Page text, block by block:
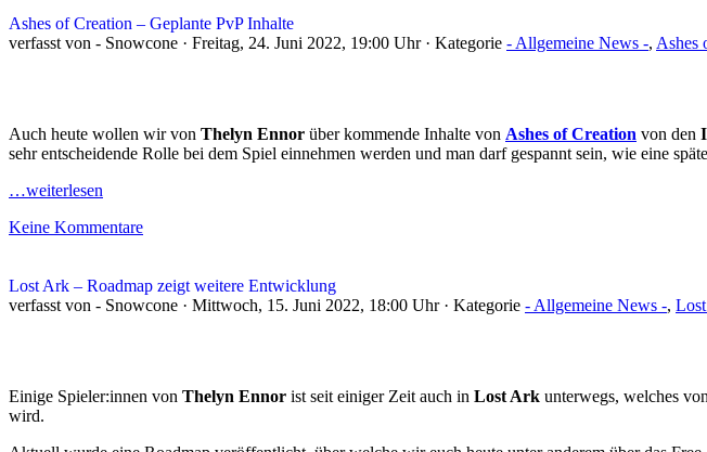
Ashes of Creation – Geplante PvP Inhalte
verfasst von - Snowcone · Freitag, 24. Juni 2022, 19:00 Uhr · Kategorie - Allgemeine News -, Ashes
Auch heute wollen wir von Thelyn Ennor über kommende Inhalte von Ashes of Creation von den
sehr entscheidende Rolle bei dem Spiel einnehmen werden und man darf gespannt sein, wie eine
…weiterlesen
Keine Kommentare
Lost Ark – Roadmap zeigt weitere Entwicklung
verfasst von - Snowcone · Mittwoch, 15. Juni 2022, 18:00 Uhr · Kategorie - Allgemeine News -,
Einige Spieler:innen von Thelyn Ennor ist seit einiger Zeit auch in Lost Ark unterwegs, welches
wird.